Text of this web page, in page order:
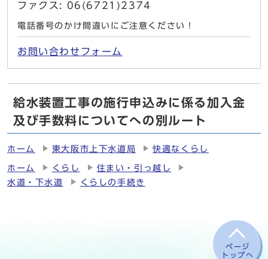
ファクス: 06(6721)2374
電話番号のかけ間違いにご注意ください！
お問い合わせフォーム
給水装置工事の施行申込みに係る加入金
及び手数料についてへの別ルート
ホーム 東大阪市上下水道局 快適なくらし
ホーム くらし
住まい・引っ越し
水道・下水道
くらしの手続き
ページ
トップへ